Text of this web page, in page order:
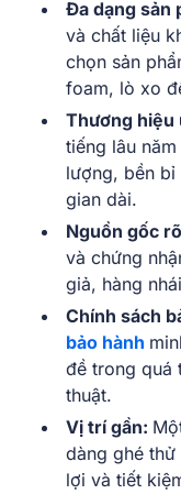
Đa dạng sản
và chất liệu
chọn sản
foam, lò xo
Thương hiệu
tiếng lâu
lượng, bền bỉ
gian dài.
Nguồn gốc
và chứng
giả, hàng
Chính sách
bảo hành
đề trong quá
thuật.
Vị trí gần:
dàng ghé thử
lợi và tiết